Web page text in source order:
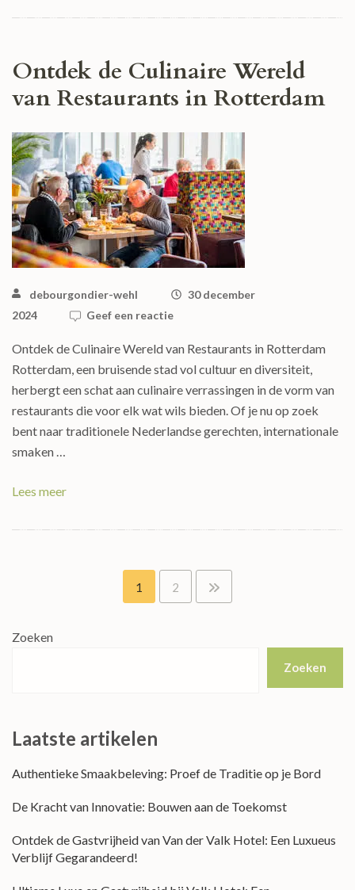
Ontdek de Culinaire Wereld
van Restaurants in Rotterdam
debourgondier-wehl
30 december
2024
Geef een reactie
Ontdek de Culinaire Wereld van Restaurants in Rotterdam
Rotterdam, een bruisende stad vol cultuur en diversiteit,
herbergt een schat aan culinaire verrassingen in de vorm van
restaurants die voor elk wat wils bieden. Of je nu op zoek
bent naar traditionele Nederlandse gerechten, internationale
smaken …
Lees meer
1 2
Zoeken
Zoeken
Laatste artikelen
Authentieke Smaakbeleving: Proef de Traditie op je Bord
De Kracht van Innovatie: Bouwen aan de Toekomst
Ontdek de Gastvrijheid van Van der Valk Hotel: Een Luxueus
Verblijf Gegarandeerd!